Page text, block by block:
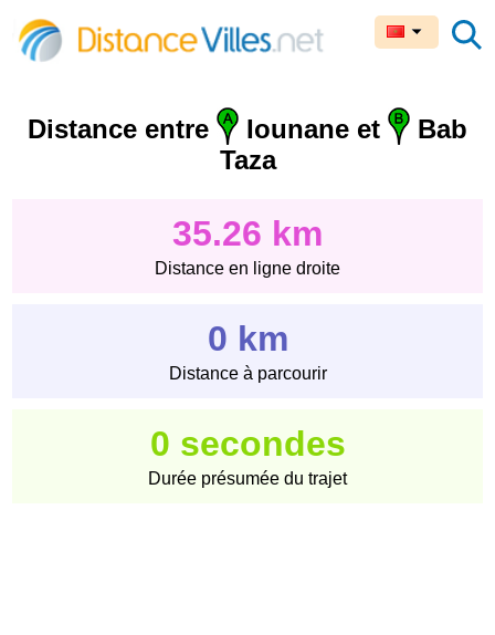
Distance entre Iounane et
Bab
Taza
35.26 km
Distance en ligne droite
0 km
Distance à parcourir
0 secondes
Durée présumée du trajet